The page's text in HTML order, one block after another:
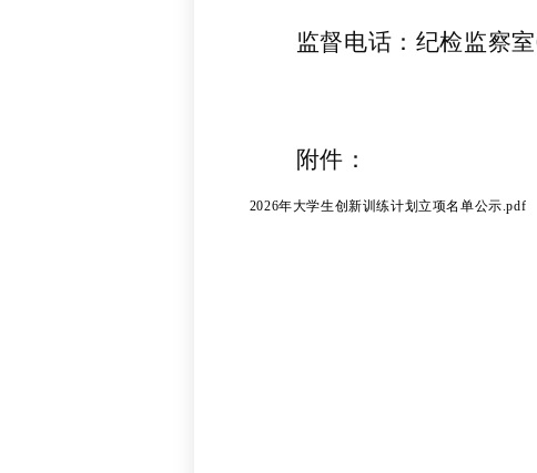
监督电话：纪检监察室
附件：
2026年大学生创新训练计划立项名单公示.pdf